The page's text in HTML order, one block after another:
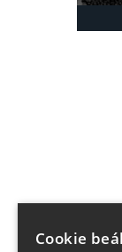
Cookie